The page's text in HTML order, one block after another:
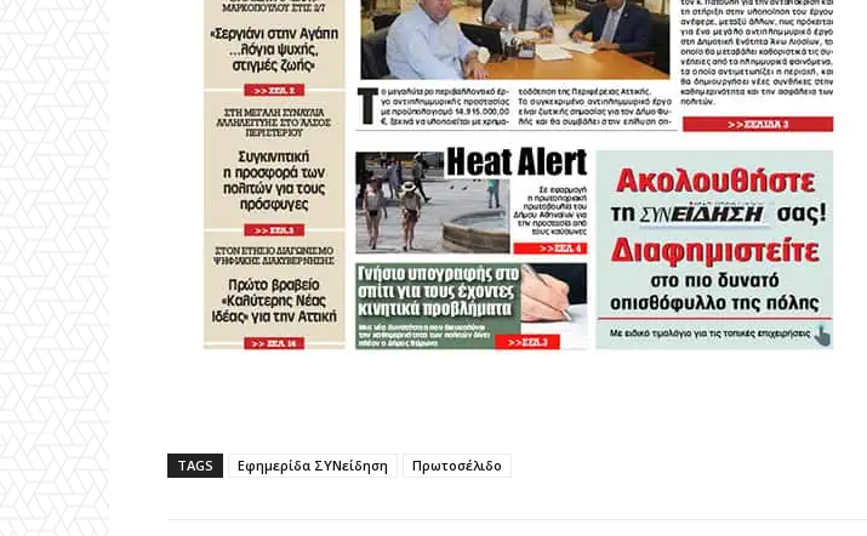
TAGS Εφημερίδα ΣΥΝείδηση Πρωτοσέλιδο